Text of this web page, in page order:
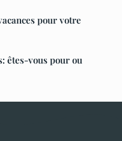
pour votre
êtes-vous pour ou